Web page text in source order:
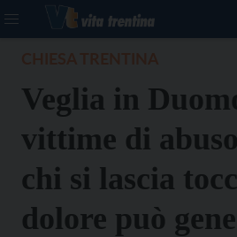
Veglia in
vittime di
chi si lascia
dolore può